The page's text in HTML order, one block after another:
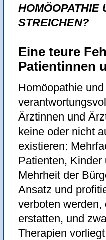
HOMÖOPATHIE
STREICHEN?
Eine teure
Patientinnen
Homöopathie
Ärztinnen und
keine oder nicht
existieren:
Patienten,
Mehrheit der
Ansatz und
verboten
erstatten, und
Therapien